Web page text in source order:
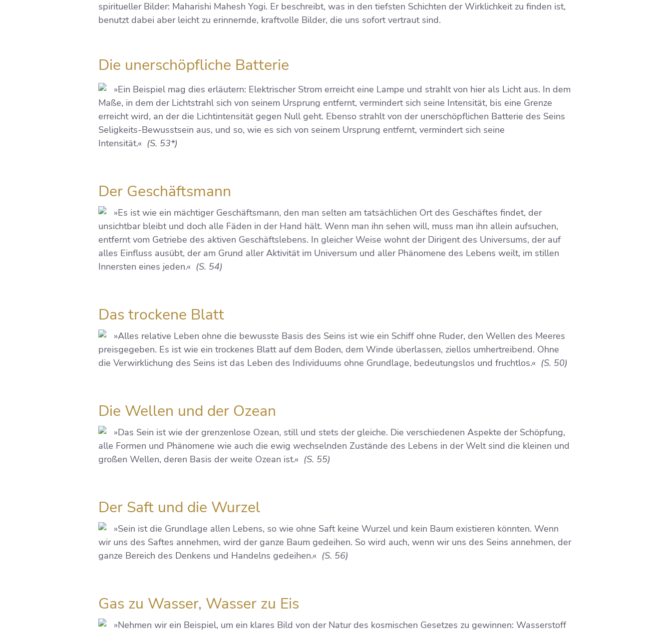
spiritueller Bilder: Maharishi Mahesh Yogi. Er beschreibt, was in den tiefsten Schichten der Wirklichkeit zu finden ist,
benutzt dabei aber leicht zu erinnernde, kraftvolle Bilder, die uns sofort vertraut sind.
Die unerschöpfliche Batterie
»Ein Beispiel mag dies erläutern: Elektrischer Strom erreicht eine Lampe und strahlt von hier als Licht aus. In dem
Maße, in dem der Lichtstrahl sich von seinem Ursprung entfernt, vermindert sich seine Intensität, bis eine Grenze
erreicht wird, an der die Lichtintensität gegen Null geht. Ebenso strahlt von der unerschöpflichen Batterie des Seins
Seligkeits-Bewusstsein aus, und so, wie es sich von seinem Ursprung entfernt, vermindert sich seine
Intensität.« (S. 53*)
Der Geschäftsmann
»Es ist wie ein mächtiger Geschäftsmann, den man selten am tatsächlichen Ort des Geschäftes findet, der
unsichtbar bleibt und doch alle Fäden in der Hand hält. Wenn man ihn sehen will, muss man ihn allein aufsuchen,
entfernt vom Getriebe des aktiven Geschäftslebens. In gleicher Weise wohnt der Dirigent des Universums, der auf
alles Einfluss ausübt, der am Grund aller Aktivität im Universum und aller Phänomene des Lebens weilt, im stillen
Innersten eines jeden.« (S. 54)
Das trockene Blatt
»Alles relative Leben ohne die bewusste Basis des Seins ist wie ein Schiff ohne Ruder, den Wellen des Meeres
preisgegeben. Es ist wie ein trockenes Blatt auf dem Boden, dem Winde überlassen, ziellos umhertreibend. Ohne
die Verwirklichung des Seins ist das Leben des Individuums ohne Grundlage, bedeutungslos und fruchtlos.« (S. 50)
Die Wellen und der Ozean
»Das Sein ist wie der grenzenlose Ozean, still und stets der gleiche. Die verschiedenen Aspekte der Schöpfung,
alle Formen und Phänomene wie auch die ewig wechselnden Zustände des Lebens in der Welt sind die kleinen und
großen Wellen, deren Basis der weite Ozean ist.« (S. 55)
Der Saft und die Wurzel
»Sein ist die Grundlage allen Lebens, so wie ohne Saft keine Wurzel und kein Baum existieren könnten. Wenn
wir uns des Saftes annehmen, wird der ganze Baum gedeihen. So wird auch, wenn wir uns des Seins annehmen, der
ganze Bereich des Denkens und Handelns gedeihen.« (S. 56)
Gas zu Wasser, Wasser zu Eis
»Nehmen wir ein Beispiel, um ein klares Bild von der Natur des kosmischen Gesetzes zu gewinnen: Wasserstoff